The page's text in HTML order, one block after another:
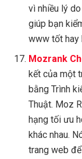
vì nhiều lý
giúp bạn
www tốt hay
Mozrank
kết của một
bằng Trình
Thuật. Moz
hạng tối ưu
khác nhau.
trang web